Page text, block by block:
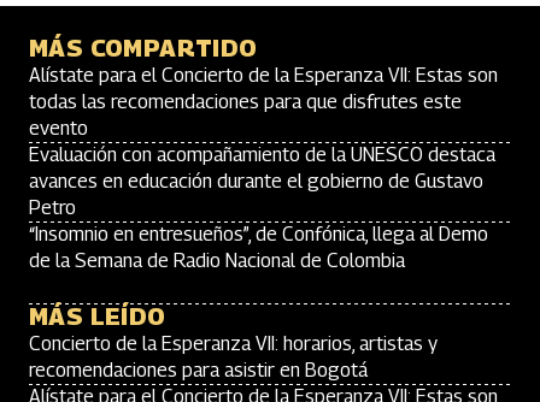
MÁS COMPARTIDO
Alístate para el Concierto de la Esperanza VII: Estas son
todas las recomendaciones para que disfrutes este
evento
Evaluación con acompañamiento de la UNESCO destaca
avances en educación durante el gobierno de Gustavo
Petro
“Insomnio en entresueños”, de Confónica, llega al Demo
de la Semana de Radio Nacional de Colombia
MÁS LEÍDO
Concierto de la Esperanza VII: horarios, artistas y
recomendaciones para asistir en Bogotá
Alístate para el Concierto de la Esperanza VII: Estas son